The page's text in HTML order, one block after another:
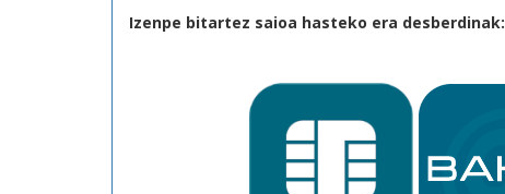
Izenpe bitartez saioa hasteko era desberdinak: